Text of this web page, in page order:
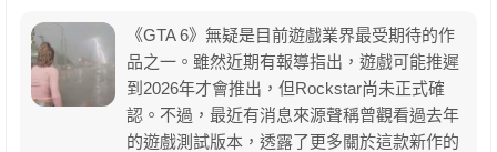
《GTA 6》無疑是目前遊戲業界最受期待的作
品之一。雖然近期有報導指出，遊戲可能推遲
到2026年才會推出，但Rockstar尚未正式確
認。不過，最近有消息來源聲稱曾觀看過去年
的遊戲測試版本，透露了更多關於這款新作的